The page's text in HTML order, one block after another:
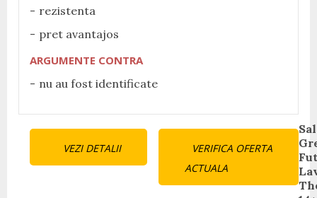
rezistenta
pret avantajos
ARGUMENTE CONTRA
nu au fost identificate
VEZI DETALII
VERIFICA OFERTA
ACTUALA
Continue
Reading